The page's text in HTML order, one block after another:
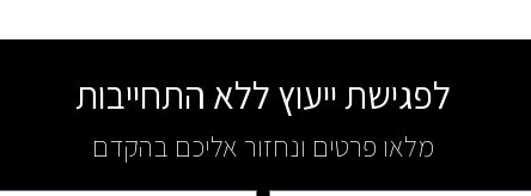
לפגישת ייעוץ ללא התחייבות
מלאו פרטים ונחזור אליכם בהקדם